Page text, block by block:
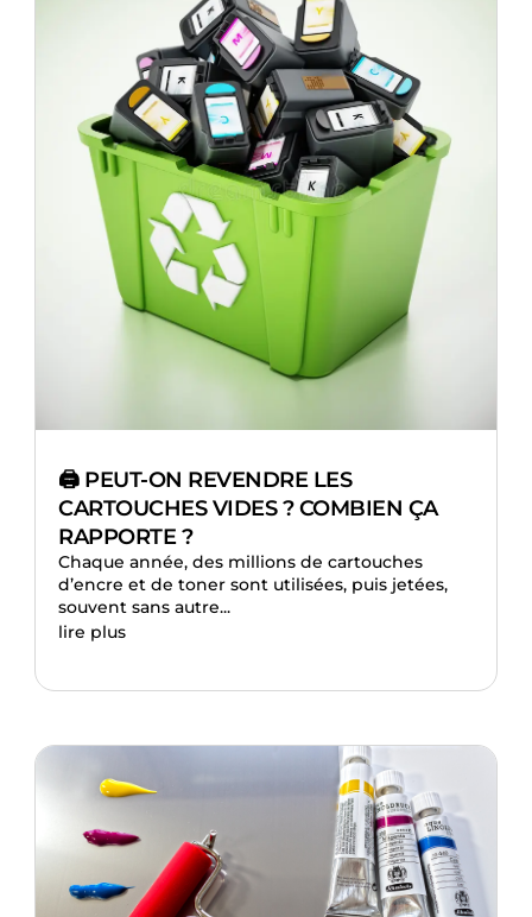
🖨️ PEUT-ON REVENDRE LES
CARTOUCHES VIDES ? COMBIEN ÇA
RAPPORTE ?
Chaque année, des millions de cartouches
d’encre et de toner sont utilisées, puis jetées,
souvent sans autre...
lire plus